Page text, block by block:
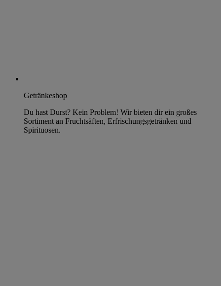
Getränkeshop
Du hast Durst? Kein Problem! Wir bieten dir ein großes
Sortiment an Fruchtsäften, Erfrischungsgetränken und
Spirituosen.